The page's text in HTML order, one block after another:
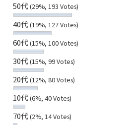
50代(29%, 193 Votes)
40代(19%, 127 Votes)
60代(15%, 100 Votes)
30代(15%, 99 Votes)
20代(12%, 80 Votes)
10代(6%, 40 Votes)
70代(2%, 14 Votes)